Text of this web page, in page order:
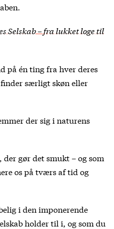
Selskab – fra lukket loge til
på én ting fra hver deres
særligt skøn eller
der sig i naturens
gør det smukt – og som
os på tværs af tid og
i den imponerende
holder til i, og som du